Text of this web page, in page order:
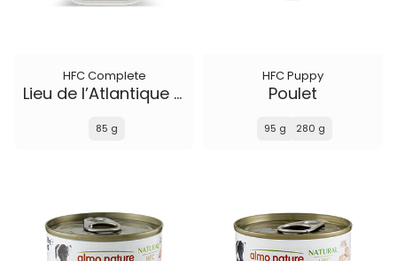
HFC Complete
Lieu de l’Atlantique Nord
85 g
HFC Puppy
Poulet
95 g 280 g